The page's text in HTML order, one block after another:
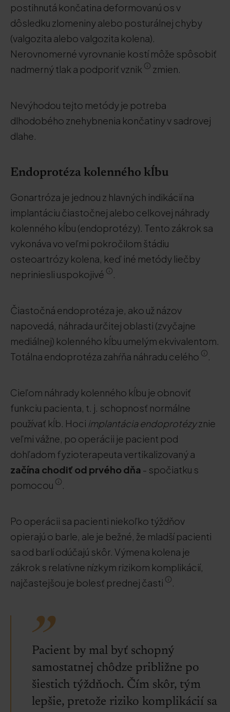
postihnutá končatina deformovanú os v
dôsledku zlomeniny alebo posturálnej chyby
(valgozita alebo valgozita kolena).
Nerovnomerné vyrovnanie kostí môže spôsobiť
nadmerný tlak a podporiť vznik
zmien.
Nevýhodou tejto metódy je potreba
dlhodobého znehybnenia končatiny v sadrovej
dlahe.
Endoprotéza kolenného kĺbu
Gonartróza je jednou z hlavných indikácií na
implantáciu čiastočnej alebo celkovej náhrady
kolenného kĺbu (endoprotézy). Tento zákrok sa
vykonáva vo veľmi pokročilom štádiu
osteoartrózy kolena, keď iné metódy liečby
nepriniesli uspokojivé
.
Čiastočná endoprotéza je, ako už názov
napovedá, náhrada určitej oblasti (zvyčajne
mediálnej) kolenného kĺbu umelým ekvivalentom.
Totálna endoprotéza zahŕňa náhradu celého
.
Cieľom náhrady kolenného kĺbu je obnoviť
funkciu pacienta, t. j. schopnosť normálne
používať kĺb. Hoci implantácia endoprotézyznie
veľmi vážne, po operácii je pacient pod
dohľadom fyzioterapeuta vertikalizovaný a
začína chodiť od prvého dňa - spočiatku s
pomocou
.
Po operácii sa pacienti niekoľko týždňov
opierajú o barle, ale je bežné, že mladší pacienti
sa od barlí odúčajú skôr. Výmena kolena je
zákrok s relatívne nízkym rizikom komplikácií,
najčastejšou je bolesť prednej časti
.
Pacient by mal byť schopný
samostatnej chôdze približne po
šiestich týždňoch. Čím skôr, tým
lepšie, pretože riziko komplikácií sa